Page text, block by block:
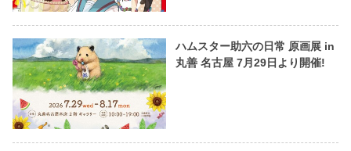
ハムスター助六の日常 原画展 in
丸善 名古屋 7月29日より開催!